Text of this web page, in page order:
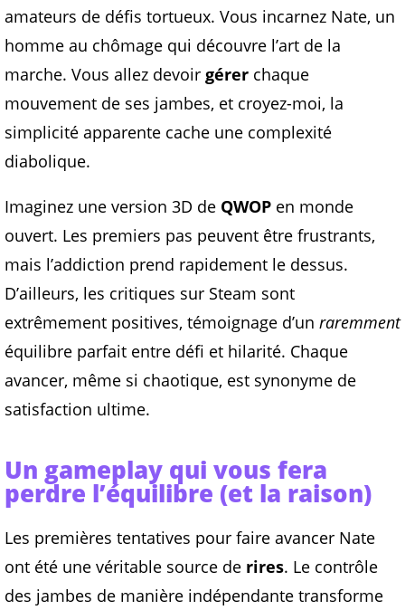
amateurs de défis tortueux. Vous incarnez Nate, un
homme au chômage qui découvre l’art de la
marche. Vous allez devoir gérer chaque
mouvement de ses jambes, et croyez-moi, la
simplicité apparente cache une complexité
diabolique.
Imaginez une version 3D de QWOP en monde
ouvert. Les premiers pas peuvent être frustrants,
mais l’addiction prend rapidement le dessus.
D’ailleurs, les critiques sur Steam sont
extrêmement positives, témoignage d’un raremment
équilibre parfait entre défi et hilarité. Chaque
avancer, même si chaotique, est synonyme de
satisfaction ultime.
Un gameplay qui vous fera
perdre l’équilibre (et la raison)
Les premières tentatives pour faire avancer Nate
ont été une véritable source de rires. Le contrôle
des jambes de manière indépendante transforme